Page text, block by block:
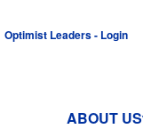
Optimist Leaders - Login
ABOUT US